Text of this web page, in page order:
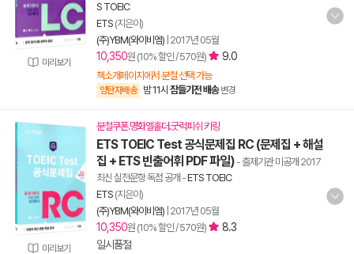
미리보기
S TOEIC
ETS (지은이)
(주)YBM(와이비엠) 2017년 05월
10,350원 (10% 할인 / 570원) 9.0
책소개페이지에서 분철 선택 가능
양탄자배송 밤 11시 잠들기전 배송 변경
미리보기
분철쿠폰.명화엘홀더.굿럭피쉬 키링
ETS TOEIC Test 공식문제집 RC (문제집 + 해설
집 + ETS 빈출어휘 PDF 파일) - 출제기관 미공개 2017
최신 실전문항 독점 공개 -ETS TOEIC
ETS (지은이)
(주)YBM(와이비엠) 2017년 05월
10,350원 (10% 할인 / 570원)
8.3
일시품절